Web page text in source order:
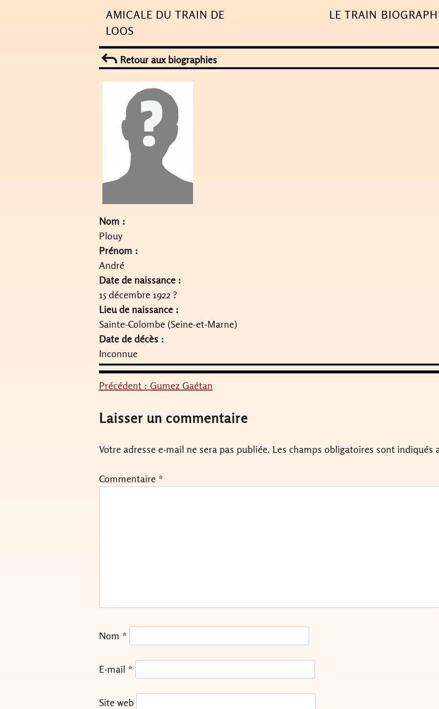
to
content
AMICALE DU TRAIN DE
LOOS
LE TRAIN
Retour aux biographies
Nom :
Plouy
Prénom :
André
Date de naissance :
15 décembre 1922 ?
Lieu de naissance :
Sainte-Colombe (Seine-et-Marne)
Date de décès :
Inconnue
Navigation
de
Précédent : Gumez Gaétan
Laisser un commentaire
Votre adresse e-mail ne sera pas publiée. Les champs obligatoires sont indiqués
Commentaire *
Nom *
E-mail *
Site web